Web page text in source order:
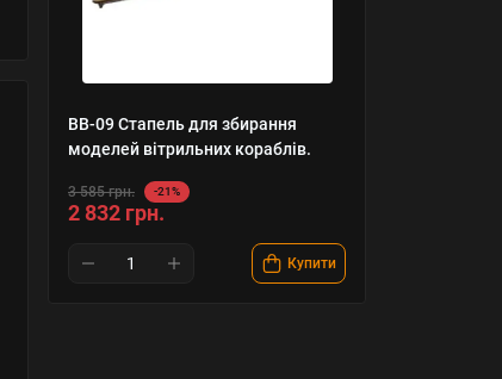
BB-09 Стапель для збирання
моделей вітрильних кораблів.
3 585 грн. -21%
2 832 грн.
Купити